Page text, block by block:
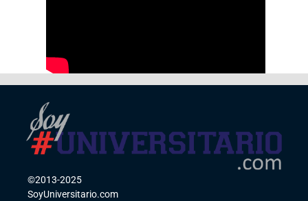
©2013-2025
SoyUniversitario.com